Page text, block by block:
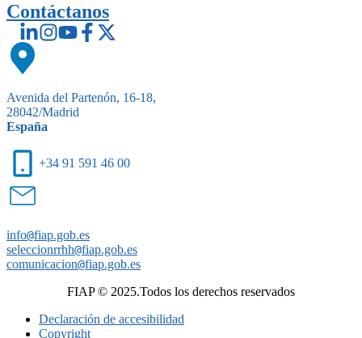
Contáctanos
Avenida del Partenón, 16-18,
28042/Madrid
España
+34 91 591 46 00
info@fiap.gob.es
seleccionrrhh@fiap.gob.es
comunicacion@fiap.gob.es
FIAP © 2025.Todos los derechos reservados
Declaración de accesibilidad
Copyright